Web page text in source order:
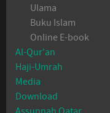
Ulama
Buku Islam
Online E-book
Al-Qur'an
Haji-Umrah
Media
Download